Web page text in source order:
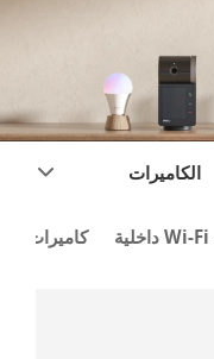
الكاميرات
كاميرات Wi-Fi خارجية